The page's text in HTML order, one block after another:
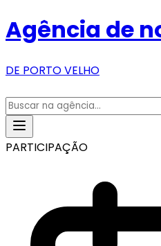
Agência de
DE PORTO VELHO
PARTICIPAÇÃO